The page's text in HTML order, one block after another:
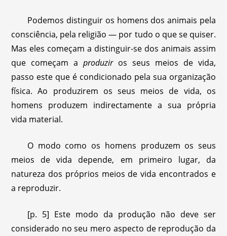
Podemos distinguir os homens dos animais pela
consciência, pela religião — por tudo o que se quiser.
Mas eles começam a distinguir-se dos animais assim
que começam aproduziros seus meios de vida,
passo este que é condicionado pela sua organização
física. Ao produzirem os seus meios de vida, os
homens produzem indirectamente a sua própria
vida material.
O modo como os homens produzem os seus
meios de vida depende, em primeiro lugar, da
natureza dos próprios meios de vida encontrados e
a reproduzir.
[p. 5] Este modo da produção não deve ser
considerado no seu mero aspecto de reprodução da